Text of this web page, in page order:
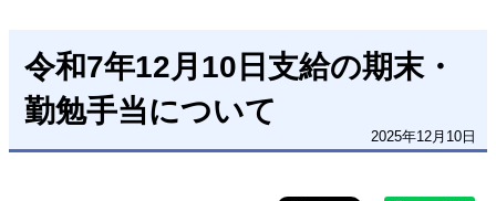
令和7年12月10日支給の期末・
勤勉手当について
2025年12月10日